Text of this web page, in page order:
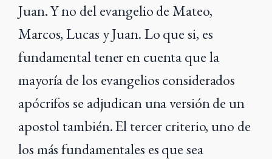
Juan. Y no del evangelio de Mateo,
Marcos, Lucas y Juan. Lo que si, es
fundamental tener en cuenta que la
mayoría de los evangelios considerados
apócrifos se adjudican una versión de un
apostol también. El tercer criterio, uno de
los más fundamentales es que sea